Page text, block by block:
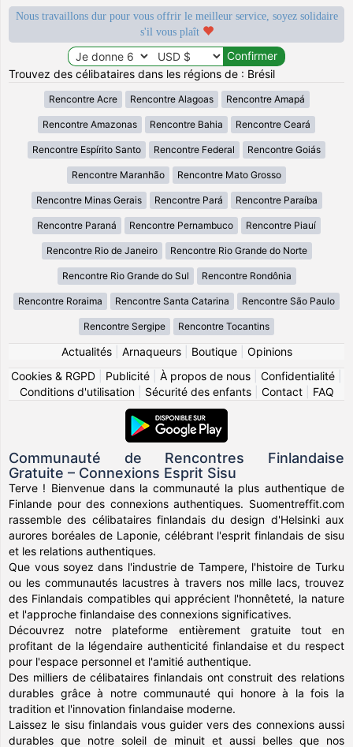
Nous travaillons dur pour vous offrir le meilleur service, soyez solidaire
s'il vous plaît
Trouvez des célibataires dans les régions de : Brésil
Rencontre Acre Rencontre Alagoas Rencontre Amapá
Rencontre Amazonas Rencontre Bahia Rencontre Ceará
Rencontre Espírito Santo Rencontre Federal Rencontre Goiás
Rencontre Maranhão Rencontre Mato Grosso
Rencontre Minas Gerais Rencontre Pará Rencontre Paraíba
Rencontre Paraná Rencontre Pernambuco Rencontre Piauí
Rencontre Rio de Janeiro Rencontre Rio Grande do Norte
Rencontre Rio Grande do Sul Rencontre Rondônia
Rencontre Roraima Rencontre Santa Catarina Rencontre São Paulo
Rencontre Sergipe Rencontre Tocantins
Actualités| Arnaqueurs| Boutique| Opinions
Cookies & RGPD
Publicité À propos de nous Confidentialité
Conditions d'utilisation| Sécurité des enfants| Contact| FAQ
Communauté de Rencontres Finlandaise
Gratuite – Connexions Esprit Sisu
Terve ! Bienvenue dans la communauté la plus authentique de
Finlande pour des connexions authentiques. Suomentreffit.com
rassemble des célibataires finlandais du design d'Helsinki aux
aurores boréales de Laponie, célébrant l'esprit finlandais de sisu
et les relations authentiques.
Que vous soyez dans l'industrie de Tampere, l'histoire de Turku
ou les communautés lacustres à travers nos mille lacs, trouvez
des Finlandais compatibles qui apprécient l'honnêteté, la nature
et l'approche finlandaise des connexions significatives.
Découvrez notre plateforme entièrement gratuite tout en
profitant de la légendaire authenticité finlandaise et du respect
pour l'espace personnel et l'amitié authentique.
Des milliers de célibataires finlandais ont construit des relations
durables grâce à notre communauté qui honore à la fois la
tradition et l'innovation finlandaise moderne.
Laissez le sisu finlandais vous guider vers des connexions aussi
durables que notre soleil de minuit et aussi belles que nos